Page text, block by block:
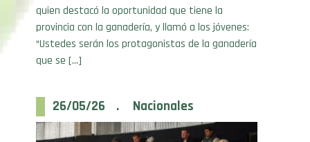
provincia con la ganadería, y llamó a los jóvenes:
“Ustedes serán los protagonistas de la ganadería
que se […]